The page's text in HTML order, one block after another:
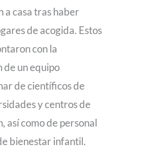
a casa tras haber
de acogida. Estos
con la
de un equipo
de científicos de
y centros de
así como de personal
bienestar infantil.